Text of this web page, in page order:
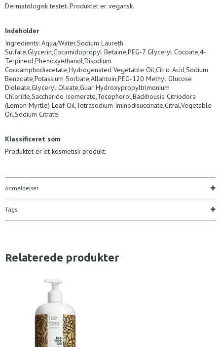
Dermatologisk testet. Produktet er vegansk.
Indeholder
Ingredients: Aqua/Water,Sodium Laureth
Sulfate,Glycerin,Cocamidopropyl Betaine,PEG-7 Glyceryl Cocoate,4-
Terpineol,Phenoxyethanol,Disodium
Cocoamphodiacetate,Hydrogenated Vegetable Oil,Citric Acid,Sodium
Benzoate,Potassium Sorbate,Allantoin,PEG-120 Methyl Glucose
Dioleate,Glyceryl Oleate,Guar Hydroxypropyltrimonium
Chloride,Saccharide Isomerate,Tocopherol,Backhousia Citriodora
(Lemon Myrtle) Leaf Oil,Tetrasodium Iminodisuccinate,Citral,Vegetable
Oil,Sodium Citrate.
Klassificeret som
Produktet er et kosmetisk produkt.
Anmeldelser
Tags
Relaterede produkter